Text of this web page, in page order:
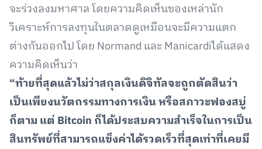
จะร่วงลงมหาศาล โดยความคิดเห็นของเหล่านัก
วิเคราะห์การลงทุนในตลาดดูเหมือนจะมีความแตก
ต่างกันออกไป โดย Normand และ Manicardiได้แสดง
ความคิดเห็นว่า
“ท้ายที่สุดแล้วไม่ว่าสกุลเงินดิจิทัลจะถูกตัดสินว่า
เป็นเพียงนวัตกรรมทางการเงิน หรือสภาวะฟองสบู่
ก็ตาม แต่ Bitcoin ก็ได้ประสบความสำเร็จในการเป็น
สินทรัพย์ที่สามารถแข็งค่าได้รวดเร็วที่สุดเท่าที่เคยมี